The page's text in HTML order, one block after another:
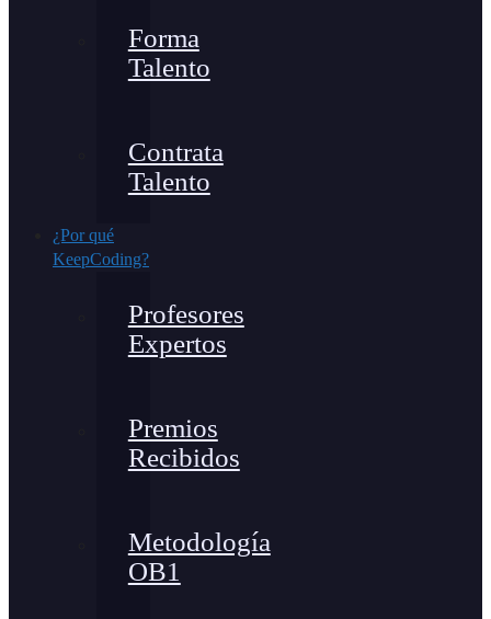
Forma
Talento
Contrata
Talento
¿Por qué
KeepCoding?
Profesores
Expertos
Premios
Recibidos
Metodología
OB1